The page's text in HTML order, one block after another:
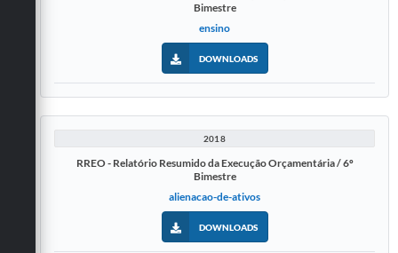
Bimestre
ensino
DOWNLOADS
2018
RREO - Relatório Resumido da Execução Orçamentária / 6º
Bimestre
alienacao-de-ativos
DOWNLOADS